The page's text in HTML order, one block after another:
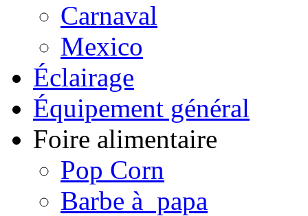
Carnaval
Mexico
Éclairage
Équipement général
Foire alimentaire
Pop Corn
Barbe à papa